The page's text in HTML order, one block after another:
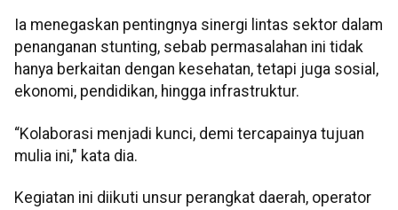
Ia menegaskan pentingnya sinergi lintas sektor dalam
penanganan stunting, sebab permasalahan ini tidak
hanya berkaitan dengan kesehatan, tetapi juga sosial,
ekonomi, pendidikan, hingga infrastruktur.
“Kolaborasi menjadi kunci, demi tercapainya tujuan
mulia ini," kata dia.
Kegiatan ini diikuti unsur perangkat daerah, operator